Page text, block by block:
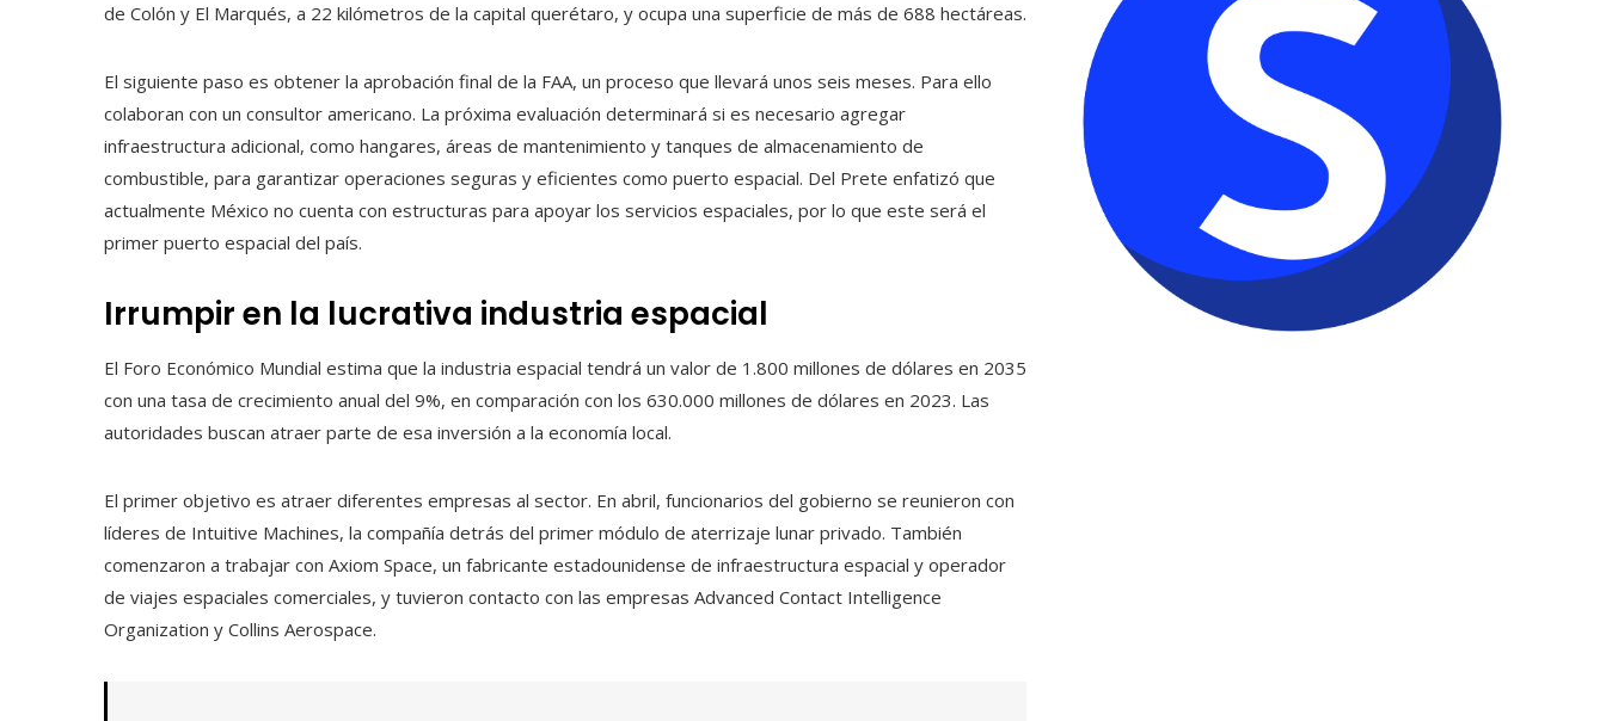
de Colón y El Marqués, a 22 kilómetros de la capital querétaro, y ocupa una superficie de más de 688 hectáreas.
El siguiente paso es obtener la aprobación final de la FAA, un proceso que llevará unos seis meses. Para ello
colaboran con un consultor americano. La próxima evaluación determinará si es necesario agregar
infraestructura adicional, como hangares, áreas de mantenimiento y tanques de almacenamiento de
combustible, para garantizar operaciones seguras y eficientes como puerto espacial. Del Prete enfatizó que
actualmente México no cuenta con estructuras para apoyar los servicios espaciales, por lo que este será el
primer puerto espacial del país.
Irrumpir en la lucrativa industria espacial
El Foro Económico Mundial estima que la industria espacial tendrá un valor de 1.800 millones de dólares en 2035
con una tasa de crecimiento anual del 9%, en comparación con los 630.000 millones de dólares en 2023. Las
autoridades buscan atraer parte de esa inversión a la economía local.
El primer objetivo es atraer diferentes empresas al sector. En abril, funcionarios del gobierno se reunieron con
líderes de Intuitive Machines, la compañía detrás del primer módulo de aterrizaje lunar privado. También
comenzaron a trabajar con Axiom Space, un fabricante estadounidense de infraestructura espacial y operador
de viajes espaciales comerciales, y tuvieron contacto con las empresas Advanced Contact Intelligence
Organization y Collins Aerospace.